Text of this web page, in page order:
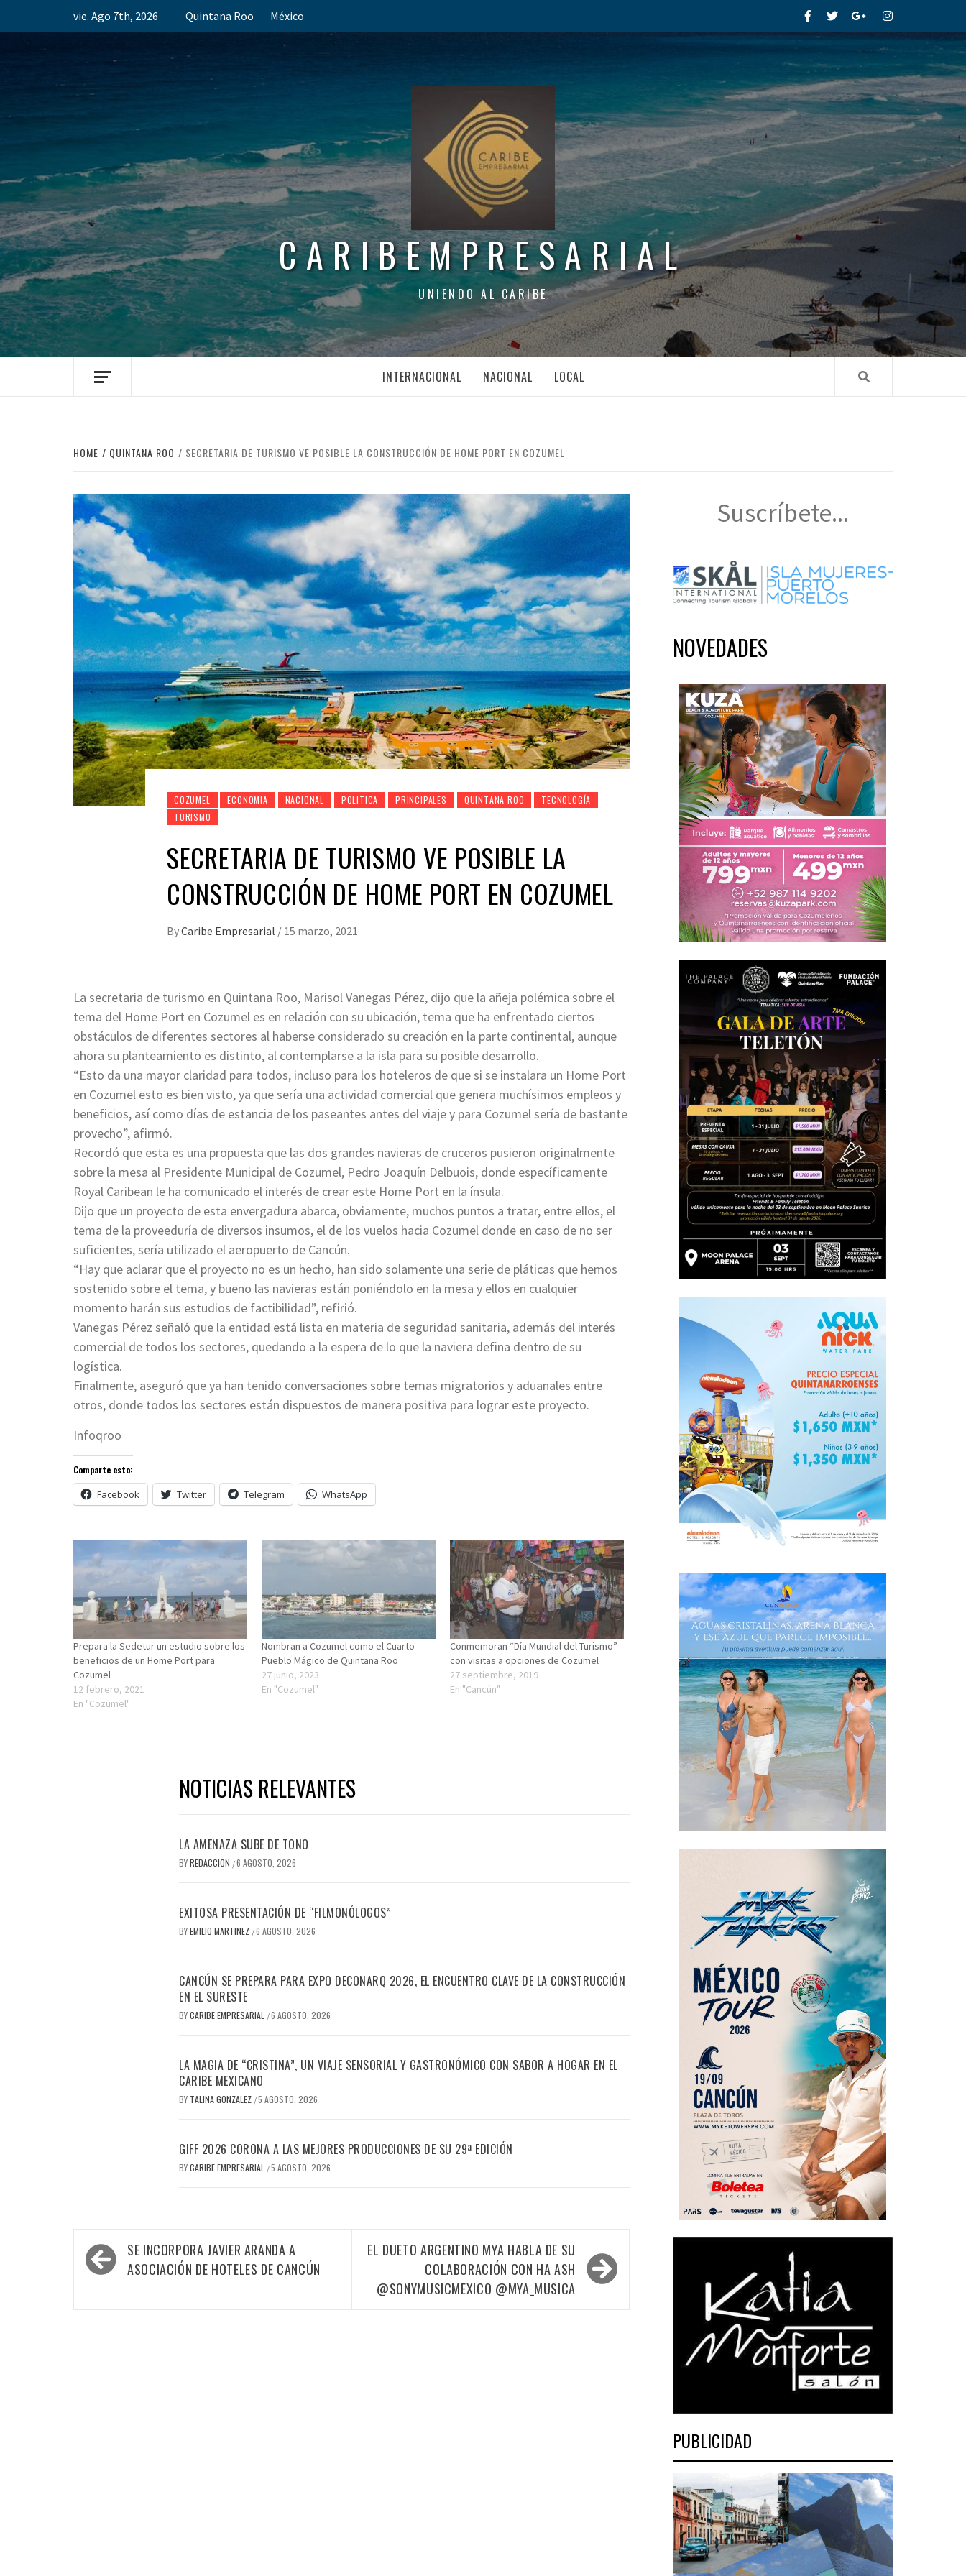
vie. Ago 7th, 2026 Quintana Roo México FacebookTwitterGoogle+Instagram
CARIBEMPRESARIAL
UNIENDO AL CARIBE
INTERNACIONAL NACIONAL LOCAL
HOME QUINTANA ROO SECRETARIA DE TURISMO VE POSIBLE LA CONSTRUCCIÓN DE HOME PORT EN COZUMEL
COZUMEL ECONOMIA NACIONAL POLITICA PRINCIPALES QUINTANA ROO
TECNOLOGÍA
TURISMO
SECRETARIA DE TURISMO VE POSIBLE LA
CONSTRUCCIÓN DE HOME PORT EN COZUMEL
ByCaribe Empresarial / 15 marzo, 2021
La secretaria de turismo en Quintana Roo, Marisol Vanegas Pérez, dijo que la añeja polémica sobre el
tema del Home Port en Cozumel es en relación con su ubicación, tema que ha enfrentado ciertos
obstáculos de diferentes sectores al haberse considerado su creación en la parte continental, aunque
ahora su planteamiento es distinto, al contemplarse a la isla para su posible desarrollo.
“Esto da una mayor claridad para todos, incluso para los hoteleros de que si se instalara un Home Port
en Cozumel esto es bien visto, ya que sería una actividad comercial que genera muchísimos empleos y
beneficios, así como días de estancia de los paseantes antes del viaje y para Cozumel sería de bastante
provecho”, afirmó.
Recordó que esta es una propuesta que las dos grandes navieras de cruceros pusieron originalmente
sobre la mesa al Presidente Municipal de Cozumel, Pedro Joaquín Delbuois, donde específicamente
Royal Caribean le ha comunicado el interés de crear este Home Port en la ínsula.
Dijo que un proyecto de esta envergadura abarca, obviamente, muchos puntos a tratar, entre ellos, el
tema de la proveeduría de diversos insumos, el de los vuelos hacia Cozumel donde en caso de no ser
suficientes, sería utilizado el aeropuerto de Cancún.
“Hay que aclarar que el proyecto no es un hecho, han sido solamente una serie de pláticas que hemos
sostenido sobre el tema, y bueno las navieras están poniéndolo en la mesa y ellos en cualquier
momento harán sus estudios de factibilidad”, refirió.
Vanegas Pérez señaló que la entidad está lista en materia de seguridad sanitaria, además del interés
comercial de todos los sectores, quedando a la espera de lo que la naviera defina dentro de su
logística.
Finalmente, aseguró que ya han tenido conversaciones sobre temas migratorios y aduanales entre
otros, donde todos los sectores están dispuestos de manera positiva para lograr este proyecto.
Infoqroo
Comparte esto:
Facebook Twitter Telegram WhatsApp
Prepara la Sedetur un estudio sobre los
beneficios de un Home Port para
Cozumel
12 febrero, 2021
En "Cozumel"
Nombran a Cozumel como el Cuarto
Pueblo Mágico de Quintana Roo
27 junio, 2023
En "Cozumel"
Conmemoran “Día Mundial del Turismo”
con visitas a opciones de Cozumel
27 septiembre, 2019
En "Cancún"
NOTICIAS RELEVANTES
LA AMENAZA SUBE DE TONO
BYREDACCION /6 AGOSTO, 2026
EXITOSA PRESENTACIÓN DE “FILMONÓLOGOS”
BYEMILIO MARTINEZ /6 AGOSTO, 2026
CANCÚN SE PREPARA PARA EXPO DECONARQ 2026, EL ENCUENTRO CLAVE DE LA CONSTRUCCIÓN
EN EL SURESTE
BYCARIBE EMPRESARIAL /6 AGOSTO, 2026
LA MAGIA DE “CRISTINA”, UN VIAJE SENSORIAL Y GASTRONÓMICO CON SABOR A HOGAR EN EL
CARIBE MEXICANO
BY TALINA GONZALEZ /5 AGOSTO, 2026
GIFF 2026 CORONA A LAS MEJORES PRODUCCIONES DE SU 29ª EDICIÓN
BYCARIBE EMPRESARIAL /5 AGOSTO, 2026
Navegación
de
SE INCORPORA JAVIER ARANDA A
ASOCIACIÓN DE HOTELES DE CANCÚN
EL DUETO ARGENTINO MYA HABLA DE SU
COLABORACIÓN CON HA ASH
@SONYMUSICMEXICO @MYA_MUSICA
Suscríbete...
NOVEDADES
PUBLICIDAD